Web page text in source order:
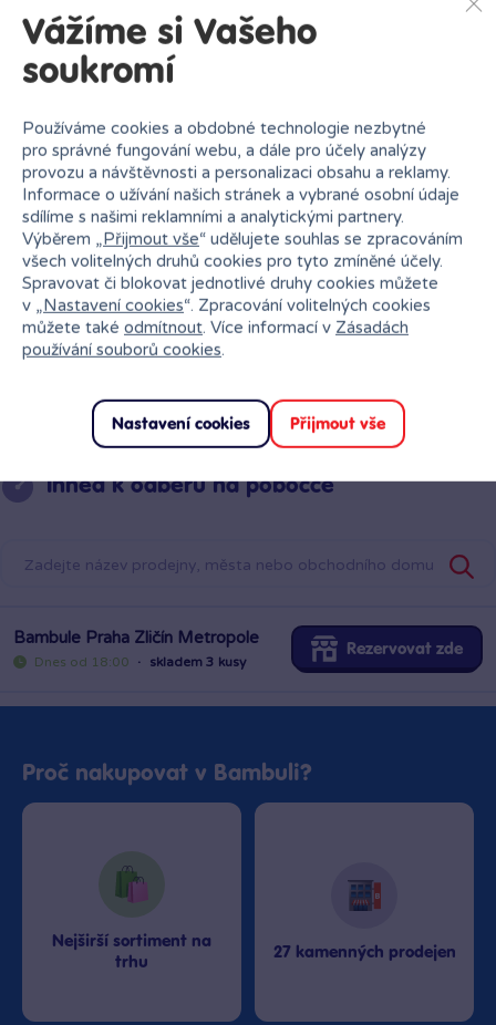
13.08.
PPL výdejní místa Od středy
Zásilkovna Od čtvrtka
PPL Od čtvrtka13.08.
GEIS Od čtvrtka
Vložit produkt do košíku
Ihned k odběru na pobočce
Bambule Praha Zličín Metropole
Dnes od 18:00 · skladem 3 kusy
Rezervovat zde
Proč nakupovat v Bambuli?
Nejširší sortiment na
trhu
27 kamenných prodejen
Vážíme si Vašeho
soukromí
Používáme cookies a obdobné technologie nezbytné
pro správné fungování webu, a dále pro účely analýzy
provozu a návštěvnosti a personalizaci obsahu a reklamy.
Informace o užívání našich stránek a vybrané osobní údaje
sdílíme s našimi reklamními a analytickými partnery.
Výběrem „Přijmout vše“ udělujete souhlas se zpracováním
všech volitelných druhů cookies pro tyto zmíněné účely.
Spravovat či blokovat jednotlivé druhy cookies můžete
v „Nastavení cookies“. Zpracování volitelných cookies
můžete také odmítnout. Více informací v Zásadách
používání souborů cookies.
Nastavení cookies Přijmout vše